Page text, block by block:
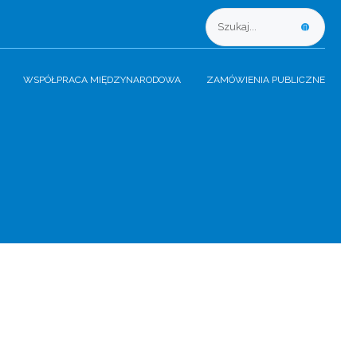
WSPÓŁPRACA MIĘDZYNARODOWA ZAMÓWIENIA PUBLICZNE